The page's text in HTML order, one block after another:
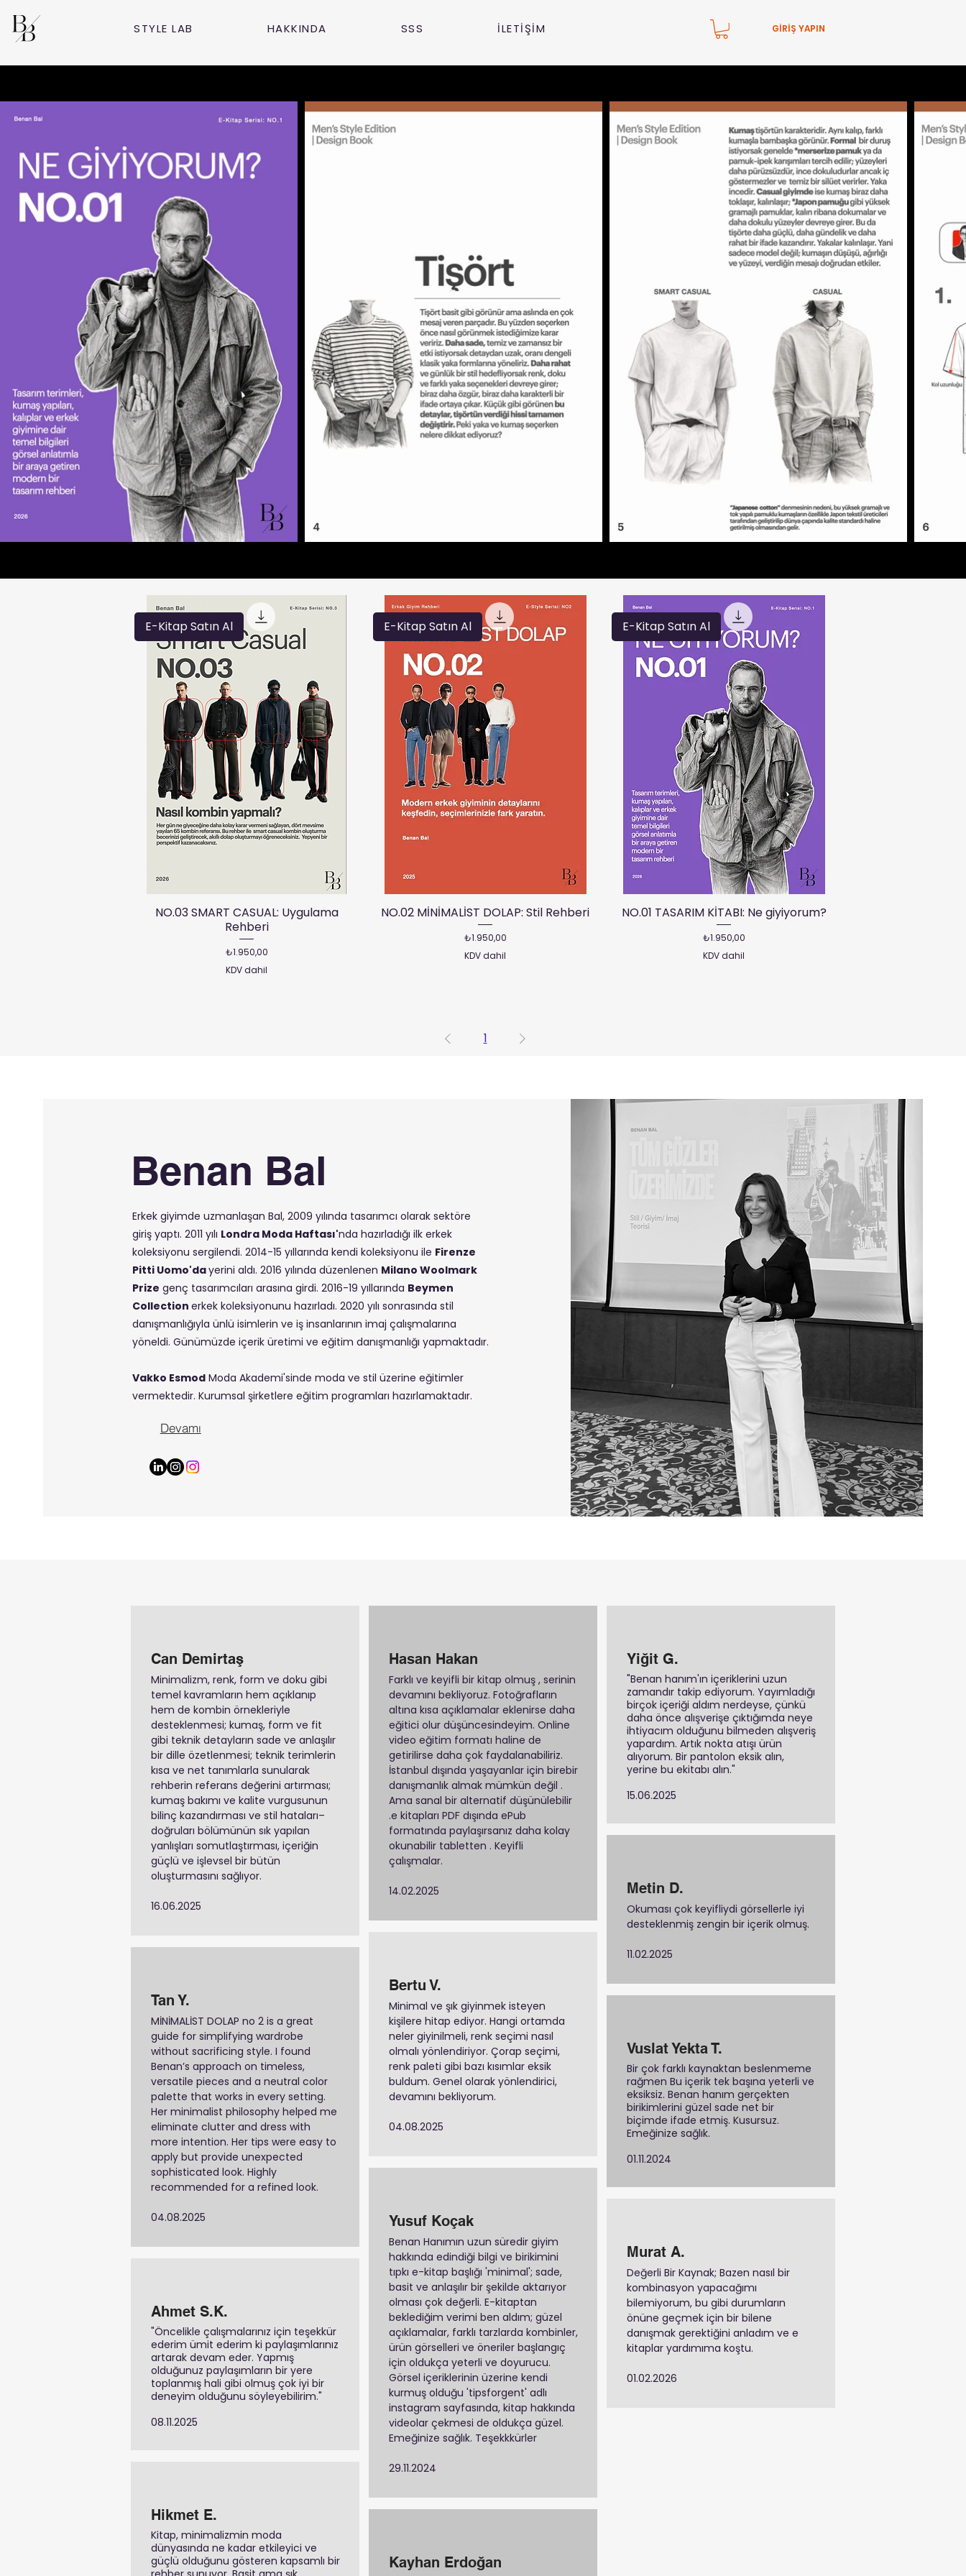
STYLE LAB HAKKINDA SSS İLETİŞİM GİRİŞ YAPIN
E-Kitap Satın Al
NO.03 SMART CASUAL: Uygulama
Rehberi
Fiyat
₺1.950,00
KDV dahil
E-Kitap Satın Al
NO.02 MİNİMALİST DOLAP: Stil Rehberi
Fiyat
₺1.950,00
KDV dahil
E-Kitap Satın Al
NO.01 TASARIM KİTABI: Ne giyiyorum?
Fiyat
₺1.950,00
KDV dahil
1
Benan Bal
Erkek giyimde uzmanlaşan Bal, 2009 yılında tasarımcı olarak sektöre
giriş yaptı. 2011 yılı Londra Moda Haftası'nda hazırladığı ilk erkek
koleksiyonu sergilendi. 2014-15 yıllarında kendi koleksiyonu ile Firenze
Pitti Uomo'dayerini aldı.2016 yılında düzenlenen Milano Woolmark
Prize genç tasarımcıları arasına girdi. 2016-19 yıllarında Beymen
Collectionerkek koleksiyonunu hazırladı. 2020 yılı sonrasında stil
danışmanlığıyla ünlü isimlerin ve iş insanlarının imaj çalışmalarına
yöneldi. Günümüzde içerik üretimi ve eğitim danışmanlığı yapmaktadır.
Vakko Esmod Moda Akademi'sinde moda ve stil üzerine eğitimler
vermektedir. Kurumsal şirketlere eğitim programları hazırlamaktadır.
Devamı
Can Demirtaş
Minimalizm, renk, form ve doku gibi
temel kavramların hem açıklanıp
hem de kombin örnekleriyle
desteklenmesi; kumaş, form ve fit
gibi teknik detayların sade ve anlaşılır
bir dille özetlenmesi; teknik terimlerin
kısa ve net tanımlarla sunularak
rehberin referans değerini artırması;
kumaş bakımı ve kalite vurgusunun
bilinç kazandırması ve stil hataları–
doğruları bölümünün sık yapılan
yanlışları somutlaştırması, içeriğin
güçlü ve işlevsel bir bütün
oluşturmasını sağlıyor.
16.06.2025
Tan Y.
MİNİMALİST DOLAP no 2 is a great
guide for simplifying wardrobe
without sacrificing style. I found
Benan’s approach on timeless,
versatile pieces and a neutral color
palette that works in every setting.
Her minimalist philosophy helped me
eliminate clutter and dress with
more intention. Her tips were easy to
apply but provide unexpected
sophisticated look. Highly
recommended for a refined look.
04.08.2025
Ahmet S.K.
"Öncelikle çalışmalarınız için teşekkür
ederim ümit ederim ki paylaşımlarınız
artarak devam eder. Yapmış
olduğunuz paylaşımların bir yere
toplanmış hali gibi olmuş çok iyi bir
deneyim olduğunu söyleyebilirim."
08.11.2025
Hikmet E.
Kitap, minimalizmin moda
dünyasında ne kadar etkileyici ve
güçlü olduğunu gösteren kapsamlı bir
Hasan Hakan
Farklı ve keyifli bir kitap olmuş , serinin
devamını bekliyoruz. Fotoğrafların
altına kısa açıklamalar eklenirse daha
eğitici olur düşüncesindeyim. Online
video eğitim formatı haline de
getirilirse daha çok faydalanabiliriz.
İstanbul dışında yaşayanlar için birebir
danışmanlık almak mümkün değil .
Ama sanal bir alternatif düşünülebilir
.e kitapları PDF dışında ePub
formatında paylaşırsanız daha kolay
okunabilir tabletten . Keyifli
çalışmalar.
14.02.2025
Bertu V.
Minimal ve şık giyinmek isteyen
kişilere hitap ediyor. Hangi ortamda
neler giyinilmeli, renk seçimi nasıl
olmalı yönlendiriyor. Çorap seçimi,
renk paleti gibi bazı kısımlar eksik
buldum. Genel olarak yönlendirici,
devamını bekliyorum.
04.08.2025
Yusuf Koçak
Benan Hanımın uzun süredir giyim
hakkında edindiği bilgi ve birikimini
tıpkı e-kitap başlığı 'minimal'; sade,
basit ve anlaşılır bir şekilde aktarıyor
olması çok değerli. E-kitaptan
beklediğim verimi ben aldım; güzel
açıklamalar, farklı tarzlarda kombinler,
ürün görselleri ve öneriler başlangıç
için oldukça yeterli ve doyurucu.
Görsel içeriklerinin üzerine kendi
kurmuş olduğu 'tipsforgent' adlı
instagram sayfasında, kitap hakkında
videolar çekmesi de oldukça güzel.
Emeğinize sağlık. Teşekkkürler
29.11.2024
Kayhan Erdoğan
Yiğit G.
"Benan hanım'ın içeriklerini uzun
zamandır takip ediyorum. Yayımladığı
birçok içeriği aldım nerdeyse, çünkü
daha önce alışverişe çıktığımda neye
ihtiyacım olduğunu bilmeden alışveriş
yapardım. Artık nokta atışı ürün
alıyorum. Bir pantolon eksik alın,
yerine bu ekitabı alın."
15.06.2025
Metin D.
Okuması çok keyifliydi görsellerle iyi
desteklenmiş zengin bir içerik olmuş.
11.02.2025
Vuslat Yekta T.
Bir çok farklı kaynaktan beslenmeme
rağmen Bu içerik tek başına yeterli ve
eksiksiz. Benan hanım gerçekten
birikimlerini güzel sade net bir
biçimde ifade etmiş. Kusursuz.
Emeğinize sağlık.
01.11.2024
Murat A.
Değerli Bir Kaynak; Bazen nasıl bir
kombinasyon yapacağımı
bilemiyorum, bu gibi durumların
önüne geçmek için bir bilene
danışmak gerektiğini anladım ve e
kitaplar yardımıma koştu.
01.02.2026